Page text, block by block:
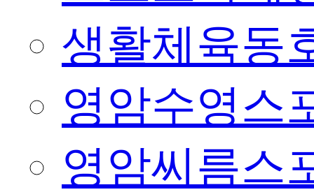
생활체육동
영암수영스
영암씨름스